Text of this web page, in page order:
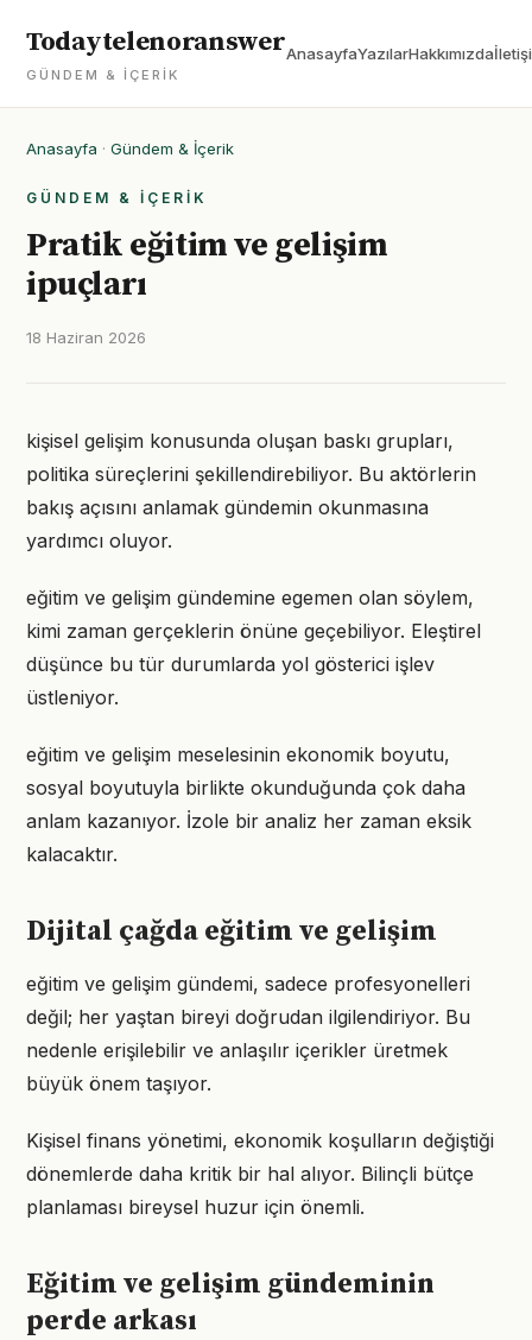
Todaytelenoranswer
GÜNDEM & İÇERIK
AnasayfaYazılarHakkımızda
Anasayfa · Gündem & İçerik
GÜNDEM & İÇERIK
Pratik eğitim ve gelişim
ipuçları
18 Haziran 2026
kişisel gelişim konusunda oluşan baskı grupları,
politika süreçlerini şekillendirebiliyor. Bu aktörlerin
bakış açısını anlamak gündemin okunmasına
yardımcı oluyor.
eğitim ve gelişim gündemine egemen olan söylem,
kimi zaman gerçeklerin önüne geçebiliyor. Eleştirel
düşünce bu tür durumlarda yol gösterici işlev
üstleniyor.
eğitim ve gelişim meselesinin ekonomik boyutu,
sosyal boyutuyla birlikte okunduğunda çok daha
anlam kazanıyor. İzole bir analiz her zaman eksik
kalacaktır.
Dijital çağda eğitim ve gelişim
eğitim ve gelişim gündemi, sadece profesyonelleri
değil; her yaştan bireyi doğrudan ilgilendiriyor. Bu
nedenle erişilebilir ve anlaşılır içerikler üretmek
büyük önem taşıyor.
Kişisel finans yönetimi, ekonomik koşulların değiştiği
dönemlerde daha kritik bir hal alıyor. Bilinçli bütçe
planlaması bireysel huzur için önemli.
Eğitim ve gelişim gündeminin
perde arkası